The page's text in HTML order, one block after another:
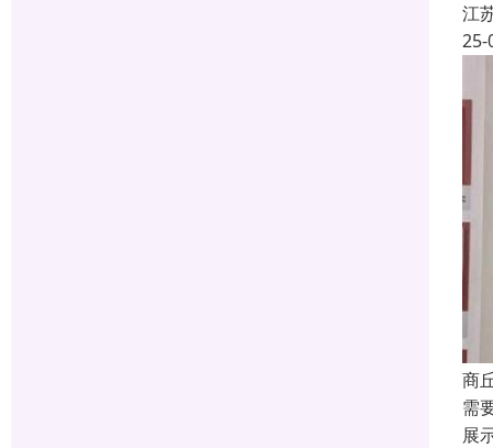
江
25-
商
需
展